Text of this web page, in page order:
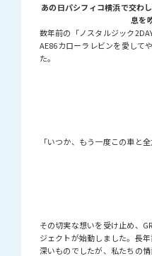
あの日パシフィコ横浜で交わ
息を
数年前の「ノスタルジック
AE86カローラレビンを愛して
た。
「いつか、もう一度この車と
その切実な想いを受け止め、
ジェクトが始動しました。長
深いものでしたが、私たちの